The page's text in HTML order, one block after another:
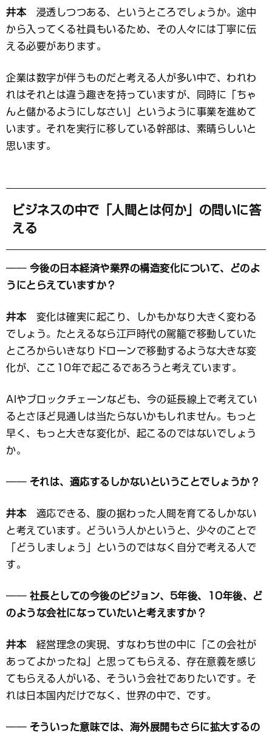
井本浸透しつつある、というところでしょうか。途中
から入ってくる社員もいるため、その人々には丁寧に伝
える必要があります。
企業は数字が伴うものだと考える人が多い中で、われわ
れはそれとは違う趣きを持っていますが、同時に「ちゃ
んと儲かるようにしなさい」というように事業を進めて
います。それを実行に移している幹部は、素晴らしいと
思います。
ビジネスの中で「人間とは何か」の問いに答
える
── 今後の日本経済や業界の構造変化について、どのよ
うにとらえていますか？
井本変化は確実に起こり、しかもかなり大きく変わる
でしょう。たとえるなら江戸時代の駕籠で移動していた
ところからいきなりドローンで移動するような大きな変
化が、ここ10年で起こるであろうと考えています。
AIやブロックチェーンなども、今の延長線上で考えてい
るとさほど見通しは当たらないかもしれません。もっと
早く、もっと大きな変化が、起こるのではないでしょう
か。
── それは、適応するしかないということでしょうか？
井本適応できる、腹の据わった人間を育てるしかない
と考えています。どういう人かというと、少々のことで
「どうしましょう」というのではなく自分で考える人で
す。
── 社長としての今後のビジョン、5年後、10年後、ど
のような会社になっていたいと考えますか？
井本経営理念の実現、すなわち世の中に「この会社が
あってよかったね」と思ってもらえる、存在意義を感じ
てもらえる人がいる、そういう会社でありたいです。そ
れは日本国内だけでなく、世界の中で、です。
── そういった意味では、海外展開もさらに拡大するの